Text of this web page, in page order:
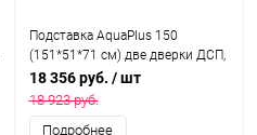
Подставка AquaPlus 150
(151*51*71 см) две дверки ДСП,
черная, собранная, подходит
для модели аквариума LUX
П450
18 356 руб. / шт
18 923 руб.
Подробнее